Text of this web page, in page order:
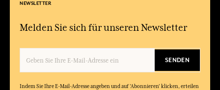
NEWSLETTER
Melden Sie sich für unseren Newsletter
SENDEN
Indem Sie Ihre E-Mail-Adresse angeben und auf 'Abonnieren' klicken, erteilen